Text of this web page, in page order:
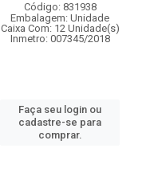
Código: 831938
Embalagem: Unidade
Caixa Com: 12 Unidade(s)
Inmetro: 007345/2018
Faça seu login ou
cadastre-se para
comprar.